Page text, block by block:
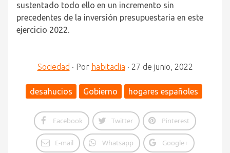
sustentado todo ello en un incremento sin
precedentes de la inversión presupuestaria en este
ejercicio 2022.
Sociedad · Por habitaclia · 27 de junio, 2022
desahucios Gobierno hogares españoles
Facebook Twitter Pinterest
E-mail Whatsapp Google+